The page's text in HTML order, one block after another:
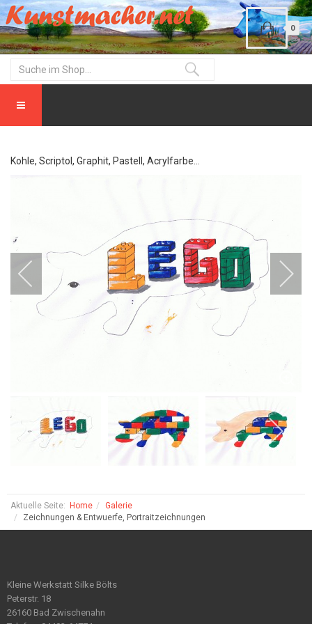
0
Kohle, Scriptol, Graphit, Pastell, Acrylfarbe...
Aktuelle Seite: Home
Galerie
Zeichnungen & Entwuerfe, Portraitzeichnungen
Kleine Werkstatt Silke Bölts
Peterstr. 18
26160 Bad Zwischenahn